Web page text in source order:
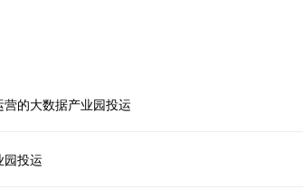
营的大数据产业园投运
园投运